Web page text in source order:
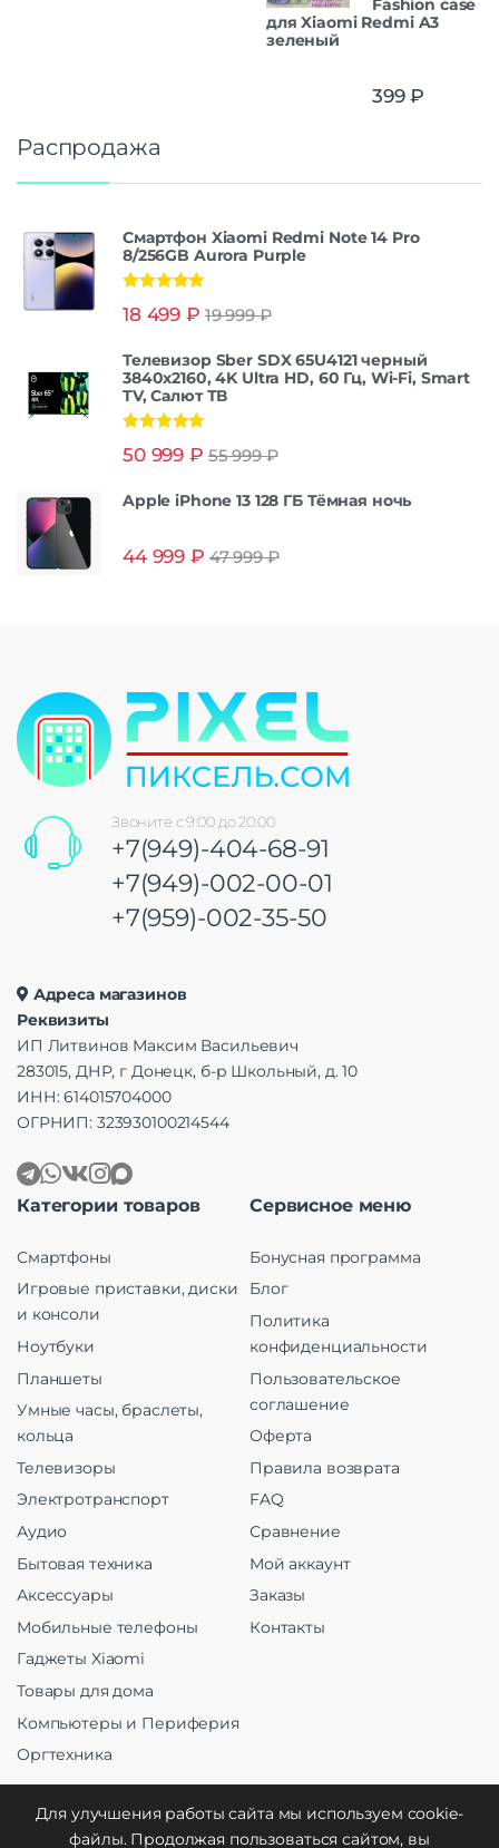
Fashion case
для Xiaomi Redmi A3
зеленый
399₽
Распродажа
Смартфон Xiaomi Redmi Note 14 Pro
8/256GB Aurora Purple
из 5
18 499 ₽ 19 999₽
Телевизор Sber SDX 65U4121 черный
3840x2160, 4K Ultra HD, 60 Гц, Wi-Fi, Smart
TV, Салют ТВ
из 5
50 999 ₽ 55 999₽
Apple iPhone 13 128 ГБ Тёмная ночь
44 999 ₽ 47 999₽
Звоните с 9:00 до 20:00
+7(949)-404-68-91
+7(949)-002-00-01
+7(959)-002-35-50
Адреса магазинов
Реквизиты
ИП Литвинов Максим Васильевич
283015, ДНР, г Донецк, б-р Школьный, д. 10
ИНН: 614015704000
ОГРНИП: 323930100214544
Категории товаров
Смартфоны
Игровые приставки, диски
и консоли
Ноутбуки
Планшеты
Умные часы, браслеты,
кольца
Телевизоры
Электротранспорт
Аудио
Бытовая техника
Аксессуары
Мобильные телефоны
Гаджеты Xiaomi
Товары для дома
Компьютеры и Периферия
Оргтехника
Сервисное меню
Бонусная программа
Блог
Политика
конфиденциальности
Пользовательское
соглашение
Оферта
Правила возврата
FAQ
Сравнение
Мой аккаунт
Заказы
Контакты
Для улучшения работы сайта мы используем cookie-
файлы. Продолжая пользоваться сайтом, вы